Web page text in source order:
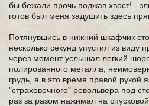
бы бежали прочь поджав хвост! -
готов был меня задушить здесь
Потянувшись в нижний шкафчик
несколько секунд упустил из виду
через момент услышал легкий
полированного металла,
грудь, а в это время правой рукой
"страховочного" револьвера под
раз за разом нажимал на спусковой